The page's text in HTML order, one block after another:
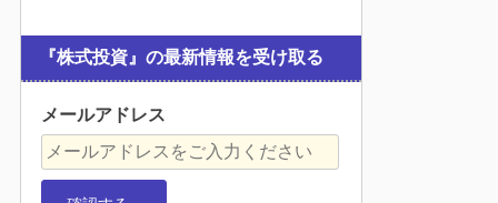
『株式投資』の最新情報を受け取る
メールアドレス